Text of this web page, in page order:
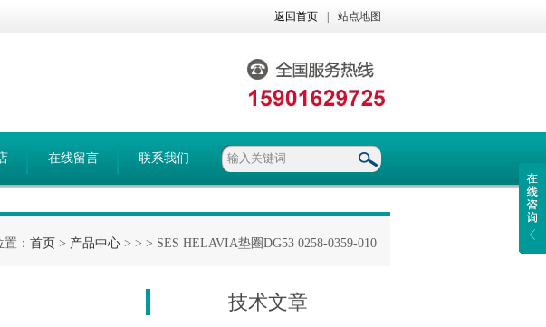
返回首页 站点地图
在线留言 联系我们
： 首页 > 产品中心 > > > SES HELAVIA垫圈DG53 0258-0359-010
技术文章